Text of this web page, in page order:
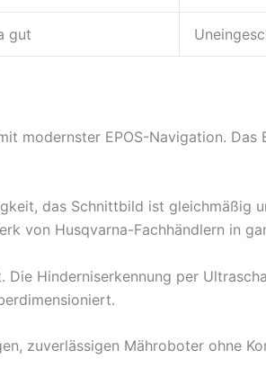
gut
modernster EPOS-Navigation. Das
das Schnittbild ist gleichmäßig
von Husqvarna-Fachhändlern in
Hinderniserkennung per
zuverlässigen Mähroboter ohne